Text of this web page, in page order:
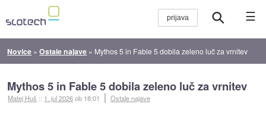
☰
Novice »Ostale najave » Mythos 5 in Fable 5 dobila zeleno luč za vrnitev
Mythos 5 in Fable 5 dobila zeleno luč za vrnitev
Matej Huš :: 1. jul 2026ob 18:01 Ostale najave